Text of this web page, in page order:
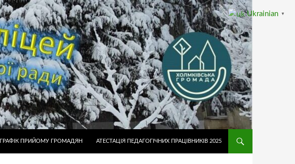
ГРАФІК ПРИЙОМУ ГРОМАДЯН АТЕСТАЦІЯ ПЕДАГОГІЧНИХ ПРАЦІВНИКІВ 2025
Ukrainian ▼